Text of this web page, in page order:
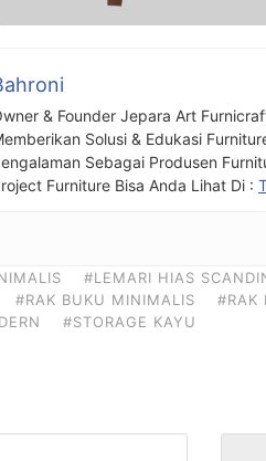
& Founder Jepara Art
Solusi & Edukasi
Sebagai Produsen
Furniture Bisa Anda Lihat Di :
#LEMARI HIAS
#RAK BUKU MINIMALIS #RAK
#STORAGE KAYU